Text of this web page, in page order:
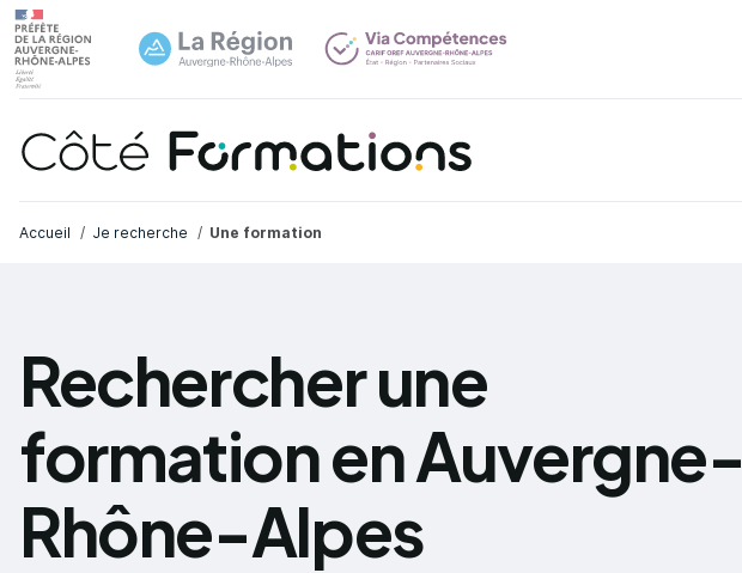
Accueil Je recherche Une formation
Rechercher une
formation en Auvergne-
Rhône-Alpes